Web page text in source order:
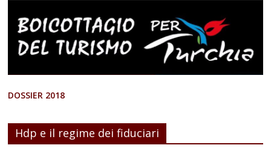
DOSSIER 2018
Hdp e il regime dei fiduciari